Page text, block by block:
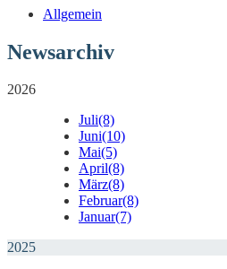
Allgemein
Newsarchiv
2026
Juli(8)
Juni(10)
Mai(5)
April(8)
März(8)
Februar(8)
Januar(7)
2025